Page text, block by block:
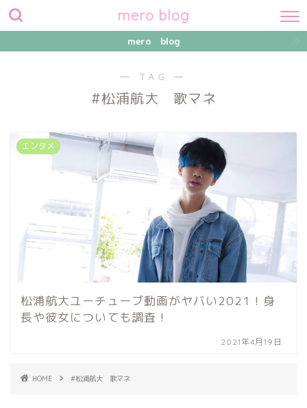
mero blog
mero blog
― TAG ―
#松浦航大 歌マネ
エンタメ
松浦航大ユーチューブ動画がヤバい2021！身
長や彼女についても調査！
2021年4月19日
HOME #松浦航大 歌マネ